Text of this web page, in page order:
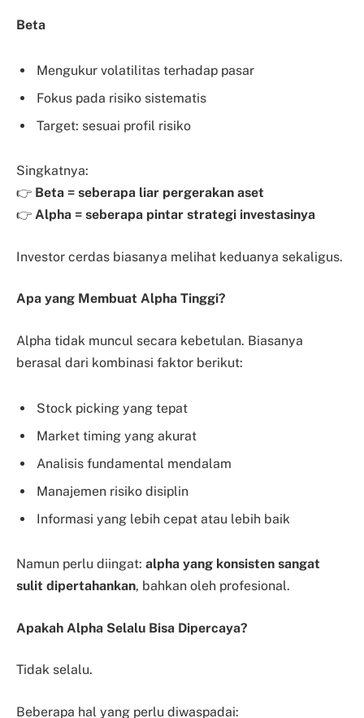
Beta
Mengukur volatilitas terhadap pasar
Fokus pada risiko sistematis
Target: sesuai profil risiko
Singkatnya:
👉 Beta = seberapa liar pergerakan aset
👉 Alpha = seberapa pintar strategi investasinya
Investor cerdas biasanya melihat keduanya sekaligus.
Apa yang Membuat Alpha Tinggi?
Alpha tidak muncul secara kebetulan. Biasanya
berasal dari kombinasi faktor berikut:
Stock picking yang tepat
Market timing yang akurat
Analisis fundamental mendalam
Manajemen risiko disiplin
Informasi yang lebih cepat atau lebih baik
Namun perlu diingat: alpha yang konsisten sangat
sulit dipertahankan, bahkan oleh profesional.
Apakah Alpha Selalu Bisa Dipercaya?
Tidak selalu.
Beberapa hal yang perlu diwaspadai: